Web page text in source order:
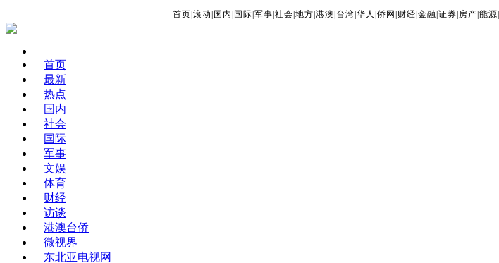
首页 滚动 国内 国际 军事 社会 地方 港澳 台湾 华人 侨网 财经 金融 证券 房产 能源
首页
最新
热点
国内
社会
国际
军事
文娱
体育
财经
访谈
港澳台侨
微视界
东北亚电视网